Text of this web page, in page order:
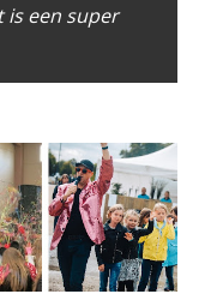
is een super